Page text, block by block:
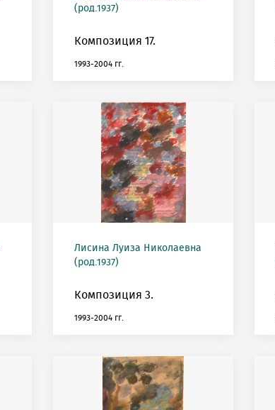
(род.1937)
Композиция 17.
1993-2004 гг.
Лисина Луиза Николаевна
(род.1937)
Композиция 3.
1993-2004 гг.